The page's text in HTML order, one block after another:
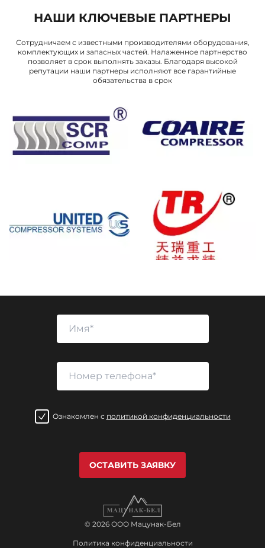
НАШИ КЛЮЧЕВЫЕ ПАРТНЕРЫ
Сотрудничаем с известными производителями оборудования,
комплектующих и запасных частей. Налаженное партнерство
позволяет в срок выполнять заказы. Благодаря высокой
репутации наши партнеры исполняют все гарантийные
обязательства в срок
Ознакомлен с политикой конфиденциальности
ОСТАВИТЬ ЗАЯВКУ
© 2026 ООО Мацунак-Бел
Политика конфиденциальности